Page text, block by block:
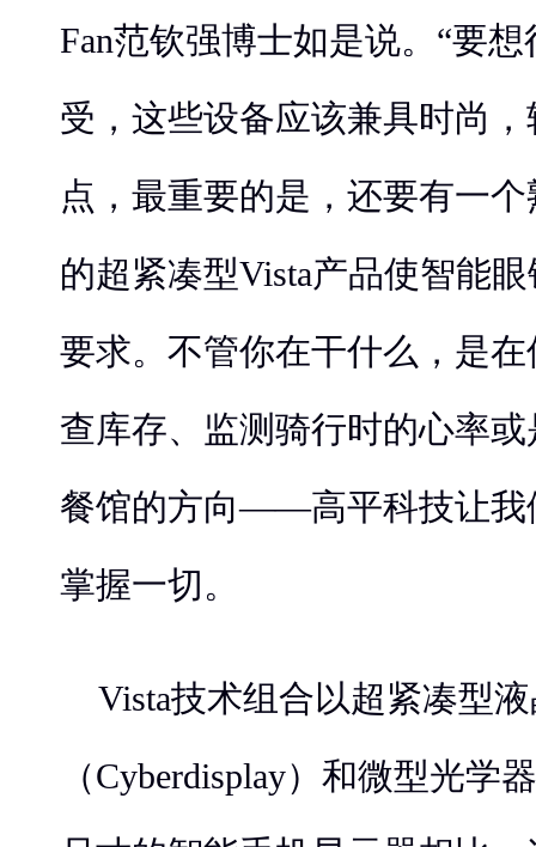
Fan范钦强博士如是说。“要
受，这些设备应该兼具时尚
点，最重要的是，还要有一
的超紧凑型Vista产品使智能
要求。不管你在干什么，是
查库存、监测骑行时的心率
餐馆的方向——高平科技让我
掌握一切。
Vista技术组合以超紧凑型
（Cyberdisplay）和微型光学